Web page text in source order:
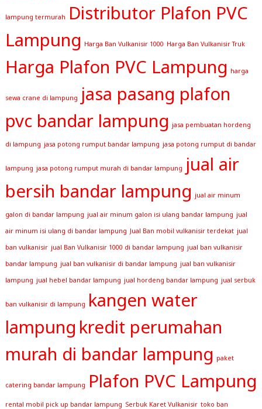
lampung termurah
Distributor Plafon PVC
Lampung Harga Ban Vulkanisir 1000 Harga Ban Vulkanisir Truk
Harga Plafon PVC Lampung harga
sewa crane di lampung
jasa pasang plafon
pvc bandar lampung jasa pembuatan hordeng
di lampung jasa potong rumput bandar lampung jasa potong rumput di bandar
lampung jasa potong rumput murah di bandar lampung
jual air
bersih bandar lampung jual air minum
galon di bandar lampung jual air minum galon isi ulang bandar lampung jual
air minum isi ulang di bandar lampung Jual Ban mobil vulkanisir terdekat jual
ban vulkanisir jual Ban Vulkanisir 1000 di bandar lampung jual ban vulkanisir
bandar lampung jual ban vulkanisir di bandar lampung jual ban vulkanisir
lampung jual hebel bandar lampung jual hordeng bandar lampung jual serbuk
ban vulkanisir di lampung kangen water
lampung kredit perumahan
murah di bandar lampung paket
catering bandar lampung Plafon PVC Lampung
rental mobil pick up bandar lampung Serbuk Karet Vulkanisir toko ban